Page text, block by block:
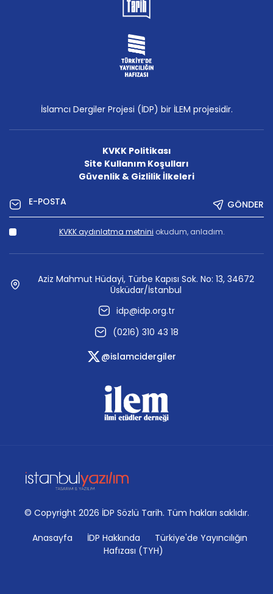
İslamcı Dergiler Projesi (İDP) bir İLEM projesidir.
KVKK Politikası
Site Kullanım Koşulları
Güvenlik & Gizlilik İlkeleri
GÖNDER
KVKK aydınlatma metnini okudum, anladım.
Aziz Mahmut Hüdayi, Türbe Kapısı Sok. No: 13, 34672
Üsküdar/İstanbul
idp@idp.org.tr
(0216) 310 43 18
@islamcidergiler
© Copyright 2026 İDP Sözlü Tarih. Tüm hakları saklıdır.
Anasayfa İDP Hakkında
Türkiye'de Yayıncılığın
Hafızası (TYH)